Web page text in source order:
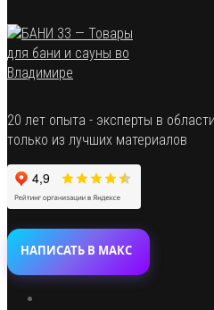
20 лет опыта - эксперты в
только из лучших материалов
НАПИСАТЬ В МАКС